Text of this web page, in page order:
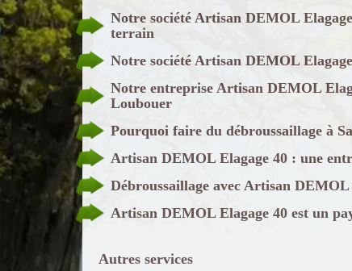
Notre société Artisan DEMOL
terrain
Notre société Artisan DEMOL
Notre entreprise Artisan DEMOL
Loubouer
Pourquoi faire du débroussaillage à
Artisan DEMOL Elagage 40 : une
Débroussaillage avec Artisan
Artisan DEMOL Elagage 40 est un
Autres services